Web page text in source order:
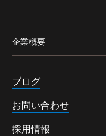
企業概要
ブログ
お問い合わせ
採用情報